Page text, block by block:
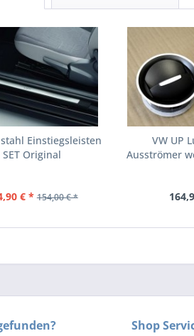
Einstiegsleisten
SET Original
€ * 154,00 € *
VW UP
Ausströmer
Shop